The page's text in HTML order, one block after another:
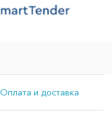
Оплата и доставка